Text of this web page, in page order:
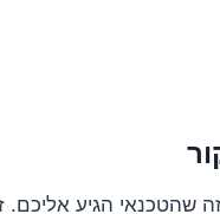
הגיע אליכם.